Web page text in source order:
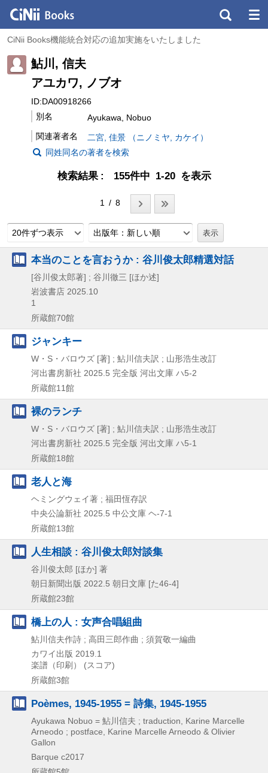
CiNii Books機能統合対応の追加実施をいたしました
鮎川, 信夫
アユカワ, ノブオ
ID:DA00918266
別名
Ayukawa, Nobuo
関連著者名
二宮, 佳景 （ニノミヤ, カケイ）
同姓同名の著者を検索
検索結果 155件中 1-20 を表示
1 / 8
20件ずつ表示 出版年：新しい順
本当のことを言おうか : 谷川俊太郎精選対話
[谷川俊太郎著] ; 谷川徹三 [ほか述]
岩波書店 2025.10
1
所蔵館70館
ジャンキー
W・S・バロウズ [著] ; 鮎川信夫訳 ; 山形浩生改訂
河出書房新社 2025.5 完全版 河出文庫 ハ5-2
所蔵館11館
裸のランチ
W・S・バロウズ [著] ; 鮎川信夫訳 ; 山形浩生改訂
河出書房新社 2025.5 完全版 河出文庫 ハ5-1
所蔵館18館
老人と海
ヘミングウェイ著 ; 福田恆存訳
中央公論新社 2025.5 中公文庫 ヘ-7-1
所蔵館13館
人生相談 : 谷川俊太郎対談集
谷川俊太郎 [ほか] 著
朝日新聞出版 2022.5 朝日文庫 [た46-4]
所蔵館23館
橋上の人 : 女声合唱組曲
鮎川信夫作詩 ; 高田三郎作曲 ; 須賀敬一編曲
カワイ出版 2019.1
楽譜（印刷） (スコア)
所蔵館3館
Poèmes, 1945-1955 = 詩集, 1945-1955
Ayukawa Nobuo = 鮎川信夫 ; traduction, Karine Marcelle
Arneodo ; postface, Karine Marcelle Arneodo & Olivier
Gallon
Barque c2017